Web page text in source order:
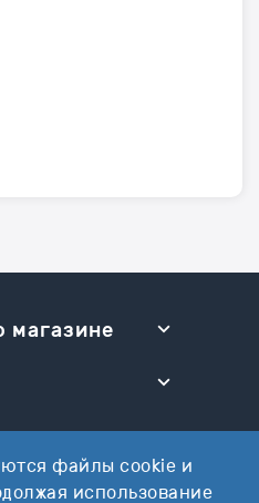
файлы cookie и
использование